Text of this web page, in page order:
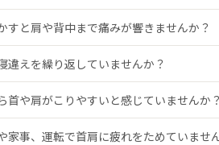
すと肩や背中まで痛みが響きませんか？
違えを繰り返していませんか？
首や肩がこりやすいと感じていませんか？
家事、運転で首肩に疲れをためていませ